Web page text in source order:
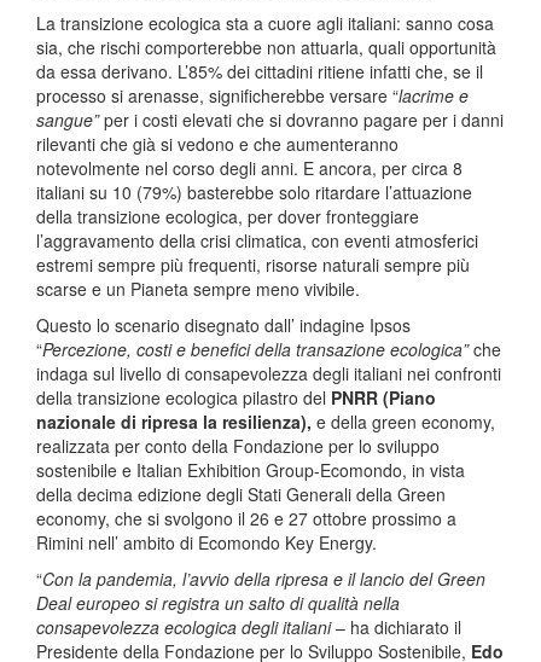
La transizione ecologica sta a cuore agli italiani: sanno cosa
sia, che rischi comporterebbe non attuarla, quali opportunità
da essa derivano. L’85% dei cittadini ritiene infatti che, se il
processo si arenasse, significherebbe versare “lacrime e
sangue”per i costi elevati che si dovranno pagare per i danni
rilevanti che già si vedono e che aumenteranno
notevolmente nel corso degli anni. E ancora, per circa 8
italiani su 10 (79%) basterebbe solo ritardare l’attuazione
della transizione ecologica, per dover fronteggiare
l’aggravamento della crisi climatica, con eventi atmosferici
estremi sempre più frequenti, risorse naturali sempre più
scarse e un Pianeta sempre meno vivibile.
Questo lo scenario disegnato dall’ indagine Ipsos
“Percezione, costi e benefici della transazione ecologica”che
indaga sul livello di consapevolezza degli italiani nei confronti
della transizione ecologica pilastro del PNRR (Piano
nazionale di ripresa la resilienza), e della green economy,
realizzata per conto della Fondazione per lo sviluppo
sostenibile e Italian Exhibition Group-Ecomondo, in vista
della decima edizione degli Stati Generali della Green
economy, che si svolgono il 26 e 27 ottobre prossimo a
Rimini nell’ ambito di Ecomondo Key Energy.
“Con la pandemia, l’avvio della ripresa e il lancio del Green
Deal europeo si registra un salto di qualità nella
consapevolezza ecologica degli italiani– ha dichiarato il
Presidente della Fondazione per lo Sviluppo Sostenibile, Edo